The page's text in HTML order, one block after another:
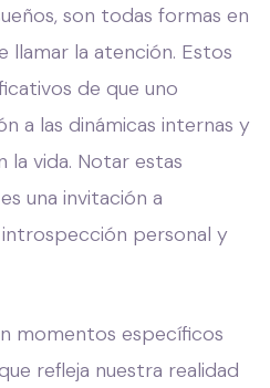
son todas formas en
llamar la atención. Estos
de que uno
a las dinámicas internas y
la vida. Notar estas
una invitación a
personal y
momentos específicos
refleja nuestra realidad